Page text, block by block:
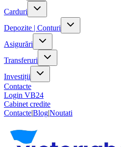
Carduri
Depozite | Conturi
Asigurări
Transferuri
Investiții
Contacte
Login VB24
Cabinet credite
Contacte|Blog|Noutati